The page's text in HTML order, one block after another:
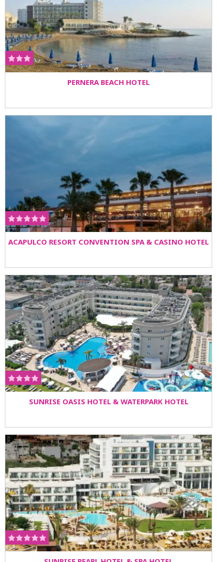
PERNERA BEACH HOTEL
ACAPULCO RESORT CONVENTION SPA & CASINO HOTEL
SUNRISE OASIS HOTEL & WATERPARK HOTEL